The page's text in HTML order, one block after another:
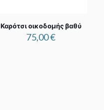
Καρότσι οικοδομής βαθύ
75,00€